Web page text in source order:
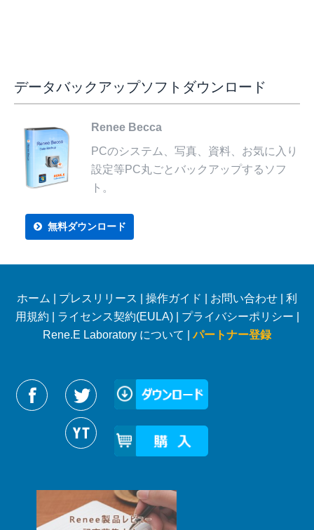
データバックアップソフトダウンロード
Renee Becca
PCのシステム、写真、資料、お気に入り
設定等PC丸ごとバックアップするソフ
ト。
無料ダウンロード
ホーム プレスリリース 操作ガイド お問い合わせ
利
用規約
ライセンス契約(EULA)| プライバシーポリシー
Rene.E Laboratory について |パートナー登録
Reneelabをフォローする